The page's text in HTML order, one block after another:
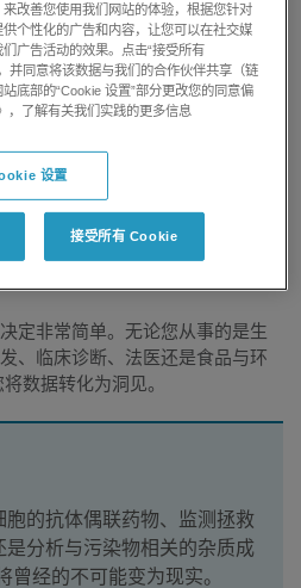
作流程，重新定义您的实验室。
、前端高效液相色谱系统和软件
的应用为理念。我们提供简便的
用工作流程优化及系统服务，与
不止行业技术。我们重视合作，通
程改进专家网络为您提供指导，
出应对。
定非常简单。无论您从事的是生
、临床诊断、法医还是食品与环
数据转化为洞见。
的抗体偶联药物、监测拯救
分析与污染物相关的杂质成
曾经的不可能变为现实。
改善您使用我们网站的体验，根据您针对
个性化的广告和内容，让您可以在社交媒
广告活动的效果。点击“接受所有
并同意将该数据与我们的合作伙伴共享（链
底部的“Cookie 设置”部分更改您的同意偏
，了解有关我们实践的更多信息
设置
接受所有 Cookie